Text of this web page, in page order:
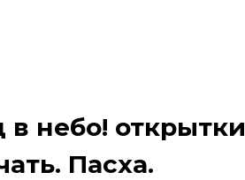
в небо! открытки
Пасха.